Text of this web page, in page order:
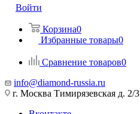
Войти
Корзина0
Избранные товары0
Сравнение товаров0
info@diamond-russia.ru
г. Москва Тимирязевская д. 2/3